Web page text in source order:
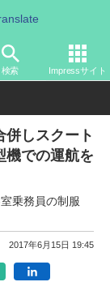
検索 Impressサイト
イン
併しスクート
機での運航を
乗務員の制服
2017年6月15日 19:45